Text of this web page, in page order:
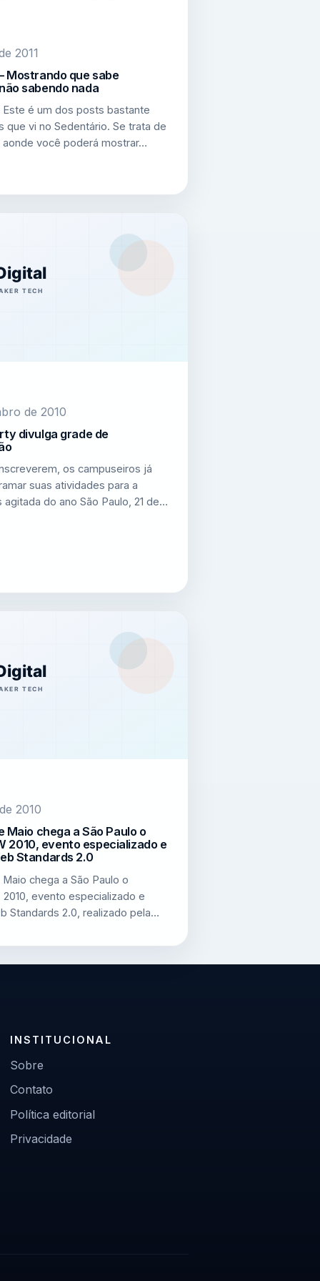
2011
Mostrando que sabe
sabendo nada
Este é um dos posts bastante
que vi no Sedentário. Se trata de
aonde você poderá mostrar…
de 2010
divulga grade de
os campuseiros já
suas atividades para a
agitada do ano São Paulo, 21 de…
2010
Maio chega a São Paulo o
2010, evento especializado e
Standards 2.0
chega a São Paulo o
2010, evento especializado e
Standards 2.0, realizado pela…
INSTITUCIONAL
Sobre
Contato
Política editorial
Privacidade